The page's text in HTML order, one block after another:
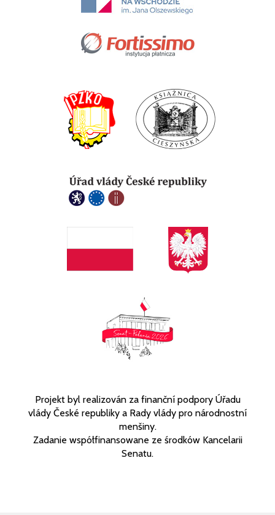
Projekt byl realizován za finanční podpory Úřadu
vlády České republiky a Rady vlády pro národnostní
menšiny.
Zadanie współfinansowane ze środków Kancelarii
Senatu.